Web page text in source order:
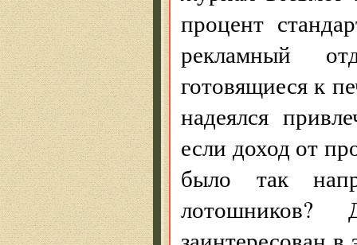
процент
рекламный
готовящиеся к
надеялся
если доход от
было так